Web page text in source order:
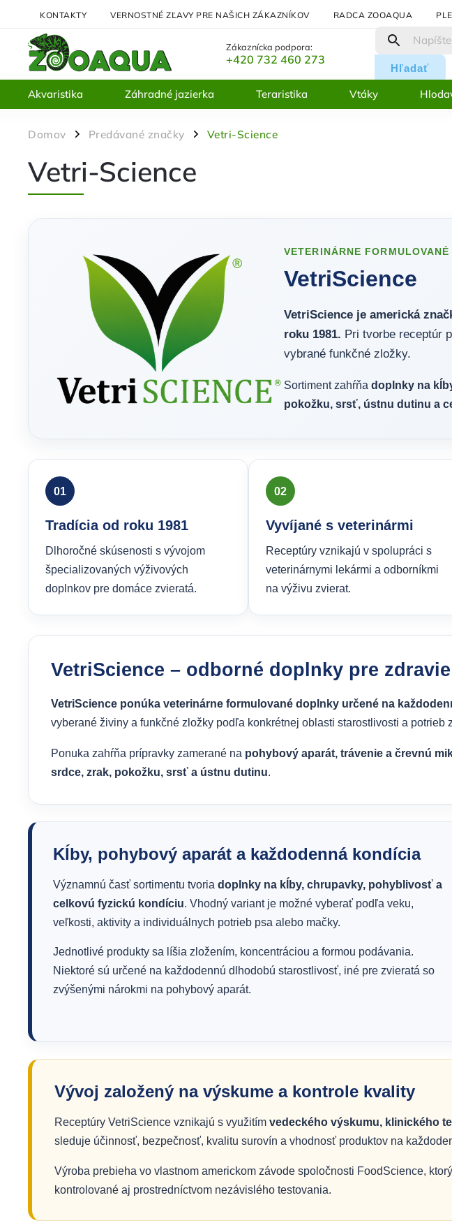
KONTAKTY VERNOSTNÉ ZĽAVY PRE NAŠICH ZÁKAZNÍKOV RADCA ZOOAQUA
Zákaznícka podpora:
+420 732 460 273
Hľadať
Akvaristika Záhradné jazierka Teraristika Vtáky
Domov / Predávané značky / Vetri-Science
Vetri-Science
VETERINÁRNE
VetriScience
VetriScience je americká
roku 1981. Pri tvorbe receptúr
vybrané funkčné zložky.
Sortiment zahŕňa doplnky na
pokožku, srsť, ústnu dutinu a
01
Tradícia od roku 1981
Dlhoročné skúsenosti s vývojom
špecializovaných výživových
doplnkov pre domáce zvieratá.
02
Vyvíjané s veterinármi
Receptúry vznikajú v spolupráci s
veterinárnymi lekármi a odborníkmi
na výživu zvierat.
VetriScience – odborné doplnky pre
VetriScience ponúka veterinárne formulované doplnky určené na
vyberané živiny a funkčné zložky podľa konkrétnej oblasti starostlivosti a potrieb
Ponuka zahŕňa prípravky zamerané na pohybový aparát, trávenie a črevnú
srdce, zrak, pokožku, srsť a ústnu dutinu.
Kĺby, pohybový aparát a každodenná kondícia
Významnú časť sortimentu tvoria doplnky na kĺby, chrupavky, pohyblivosť a
celkovú fyzickú kondíciu. Vhodný variant je možné vyberať podľa veku,
veľkosti, aktivity a individuálnych potrieb psa alebo mačky.
Jednotlivé produkty sa líšia zložením, koncentráciou a formou podávania.
Niektoré sú určené na každodennú dlhodobú starostlivosť, iné pre zvieratá so
zvýšenými nárokmi na pohybový aparát.
Vývoj založený na výskume a kontrole kvality
Receptúry VetriScience vznikajú s využitím vedeckého výskumu, klinického
sleduje účinnosť, bezpečnosť, kvalitu surovín a vhodnosť produktov na
Výroba prebieha vo vlastnom americkom závode spoločnosti FoodScience,
kontrolované aj prostredníctvom nezávislého testovania.